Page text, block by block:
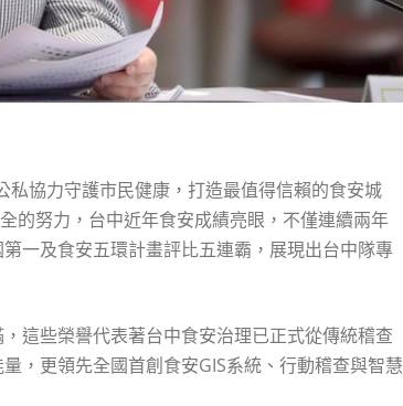
私協力守護市民健康，打造最值得信賴的食安城
的努力，台中近年食安成績亮眼，不僅連續兩年
一及食安五環計畫評比五連霸，展現出台中隊專
這些榮譽代表著台中食安治理已正式從傳統稽查
，更領先全國首創食安GIS系統、行動稽查與智慧